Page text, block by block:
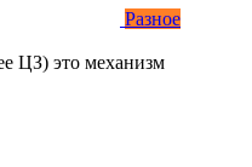
Разное
ЦЗ) это механизм